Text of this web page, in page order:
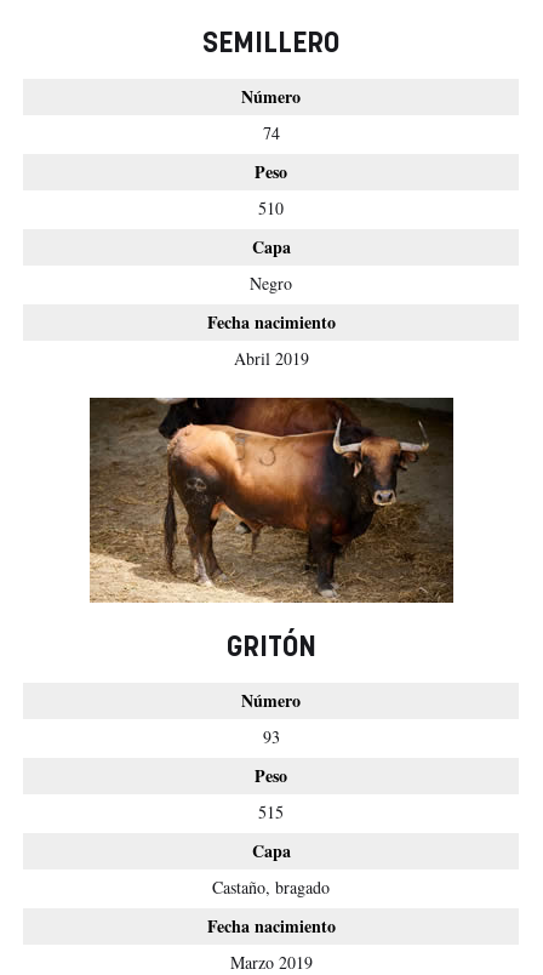
SEMILLERO
Número
74
Peso
510
Capa
Negro
Fecha nacimiento
Abril 2019
GRITÓN
Número
93
Peso
515
Capa
Castaño, bragado
Fecha nacimiento
Marzo 2019